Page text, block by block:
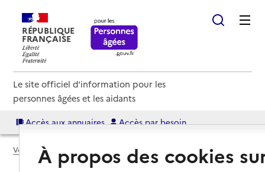
RÉPUBLIQUE
FRANÇAISE
Le site officiel d'information pour les
personnes âgées et les aidants
Accès aux annuaires Accès par besoin
Voir le fil d’Ariane
À propos des cookies